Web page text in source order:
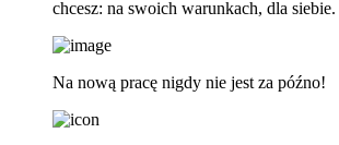
chcesz: na swoich warunkach, dla siebie.
Na nową pracę nigdy nie jest za późno!